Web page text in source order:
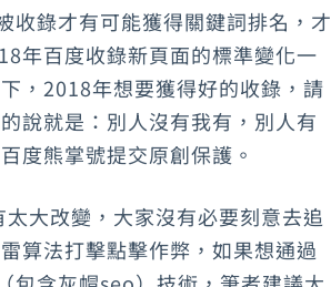
收錄才有可能獲得關鍵詞排名，才
年百度收錄新頁面的標準變化一
，2018年想要獲得好的收錄，請
說就是：別人沒有我有，別人有
度熊掌號提交原創保護。
大改變，大家沒有必要刻意去追
算法打擊點擊作弊，如果想通過